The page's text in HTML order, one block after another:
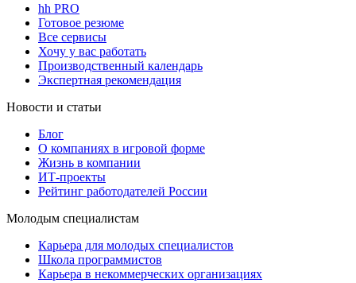
hh PRO
Готовое резюме
Все сервисы
Хочу у вас работать
Производственный календарь
Экспертная рекомендация
Новости и статьи
Блог
О компаниях в игровой форме
Жизнь в компании
ИТ-проекты
Рейтинг работодателей России
Молодым специалистам
Карьера для молодых специалистов
Школа программистов
Карьера в некоммерческих организациях